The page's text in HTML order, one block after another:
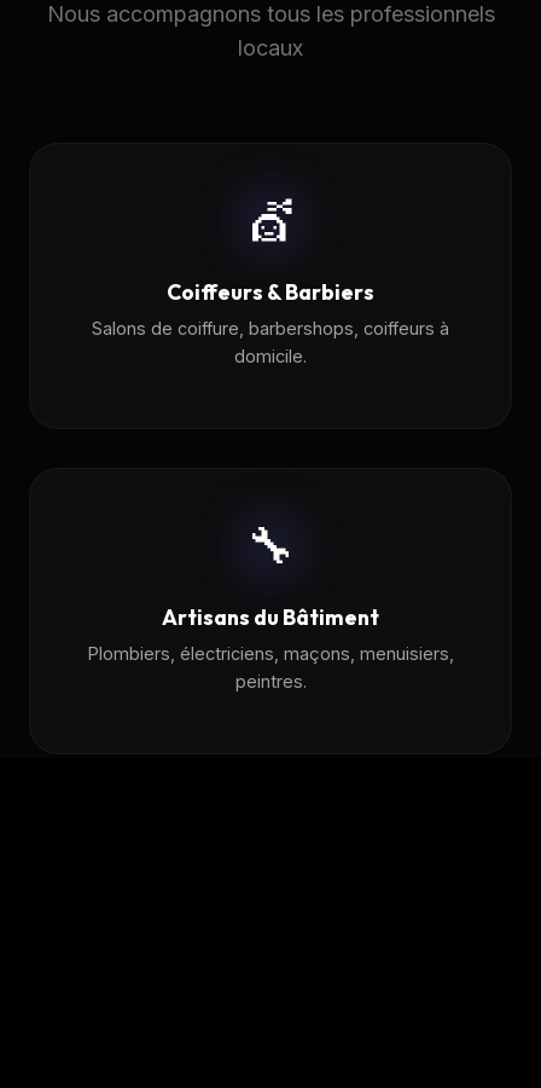
Nous accompagnons tous les professionnels
locaux
💇
Coiffeurs & Barbiers
Salons de coiffure, barbershops, coiffeurs à
domicile.
🔧
Artisans du Bâtiment
Plombiers, électriciens, maçons, menuisiers,
peintres.